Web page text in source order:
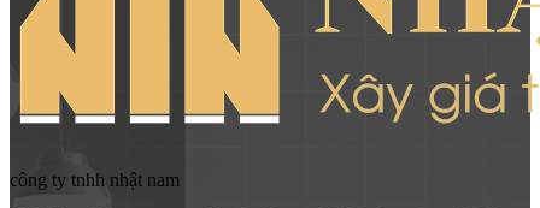
công ty tnhh nhật nam